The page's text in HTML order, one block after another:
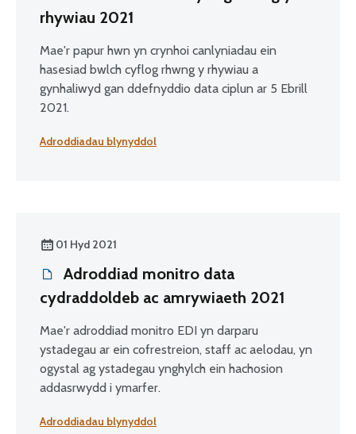
rhywiau 2021
Mae'r papur hwn yn crynhoi canlyniadau ein
hasesiad bwlch cyflog rhwng y rhywiau a
gynhaliwyd gan ddefnyddio data ciplun ar 5 Ebrill
2021.
Adroddiadau blynyddol
01 Hyd 2021
Adroddiad monitro data
cydraddoldeb ac amrywiaeth 2021
Mae'r adroddiad monitro EDI yn darparu
ystadegau ar ein cofrestreion, staff ac aelodau, yn
ogystal ag ystadegau ynghylch ein hachosion
addasrwydd i ymarfer.
Adroddiadau blynyddol